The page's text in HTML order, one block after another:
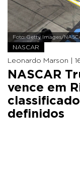
Foto: Getty Images/
NASCAR
Leonardo Marson |
NASCAR
vence em
definidos